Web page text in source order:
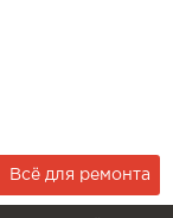
Всё для ремонта